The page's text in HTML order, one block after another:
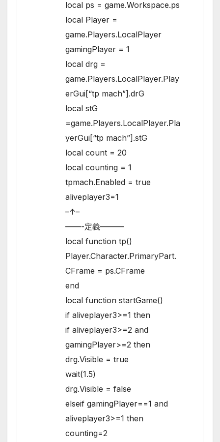
local ps = game.Workspace.ps
local Player =
game.Players.LocalPlayer
gamingPlayer = 1
local drg =
game.Players.LocalPlayer.Play
erGui[“tp mach”].drG
local stG
=game.Players.LocalPlayer.Pla
yerGui[“tp mach”].stG
local count = 20
local counting = 1
tpmach.Enabled = true
aliveplayer3=1
–↑–
——-定義———
local function tp()
Player.Character.PrimaryPart.
CFrame = ps.CFrame
end
local function startGame()
if aliveplayer3>=1 then
if aliveplayer3>=2 and
gamingPlayer>=2 then
drg.Visible = true
wait(1.5)
drg.Visible = false
elseif gamingPlayer==1 and
aliveplayer3>=1 then
counting=2